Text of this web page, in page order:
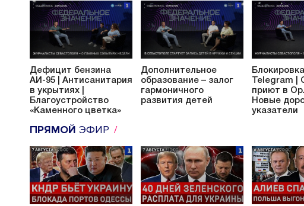
Дефицит бензина
АИ-95 | Антисанитария
в укрытиях |
Благоустройство
«Каменного цветка»
Дополнительное
образование – залог
гармоничного
развития детей
Telegram |
приют в
Новые
указатели
ПРЯМОЙ ЭФИР